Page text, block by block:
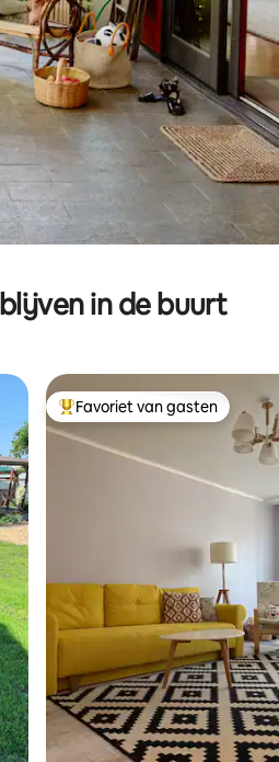
in de buurt
Topfavoriet van gasten
Favoriet van gasten